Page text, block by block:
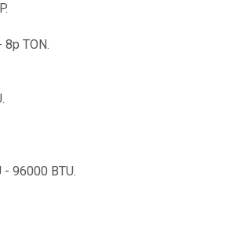
TON.
96000 BTU.